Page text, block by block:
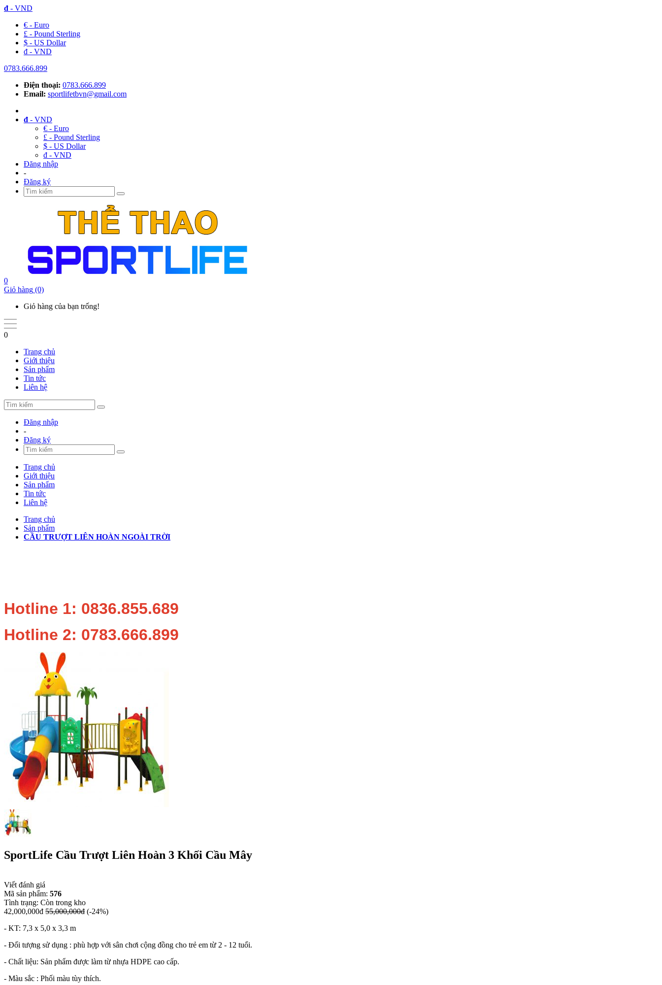
đ - VND
€ - Euro
£ - Pound Sterling
$ - US Dollar
đ - VND
0783.666.899
Điện thoại: 0783.666.899
Email: sportlifetbvn@gmail.com
đ - VND
€ - Euro
£ - Pound Sterling
$ - US Dollar
đ - VND
Đăng nhập
-
Đăng ký
0
Giỏ hàng (0)
Giỏ hàng của bạn trống!
0
Trang chủ
Giới thiệu
Sản phẩm
Tin tức
Liên hệ
Đăng nhập
-
Đăng ký
Trang chủ
Giới thiệu
Sản phẩm
Tin tức
Liên hệ
Trang chủ
Sản phẩm
CẦU TRƯỢT LIÊN HOÀN NGOÀI TRỜI
Hotline 1: 0836.855.689
Hotline 2: 0783.666.899
SportLife Cầu Trượt Liên Hoàn 3 Khối Cầu Mây
Viết đánh giá
Mã sản phẩm: 576
Tình trạng: Còn trong kho
42,000,000đ 55,000,000đ (-24%)
- KT: 7,3 x 5,0 x 3,3 m
- Đối tượng sử dụng : phù hợp với sân chơi cộng đồng cho trẻ em từ 2 - 12 tuổi.
- Chất liệu: Sản phẩm được làm từ nhựa HDPE cao cấp.
- Màu sắc : Phối màu tùy thích.